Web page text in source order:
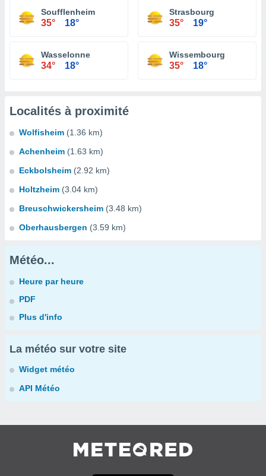
Soufflenheim
35° 18°
Strasbourg
35° 19°
Wasselonne
34° 18°
Wissembourg
35° 18°
Localités à proximité
Wolfisheim (1.36 km)
Achenheim (1.63 km)
Eckbolsheim (2.92 km)
Holtzheim (3.04 km)
Breuschwickersheim (3.48 km)
Oberhausbergen (3.59 km)
Météo...
Heure par heure
PDF
Plus d'info
La météo sur votre site
Widget météo
API Météo